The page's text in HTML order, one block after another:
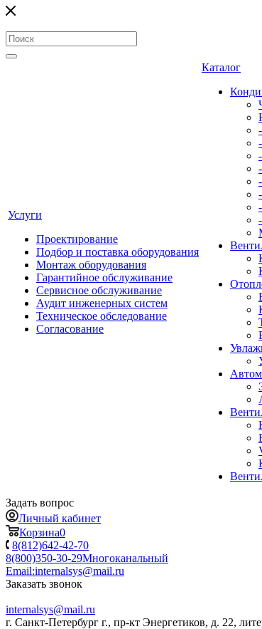
Услуги
Проектирование
Подбор и поставка оборудования
Монтаж оборудования
Гарантийное обслуживание
Сервисное обслуживание
Аудит инженерных систем
Техническое обследование
Согласование
Каталог
Задать вопрос
Личный кабинет
Корзина0
8(812)642-42-70
8(800)350-30-29Многоканальный
Email:internalsys@mail.ru
Заказать звонок
internalsys@mail.ru
г. Санкт-Петербург г., пр-кт Энергетиков, д. 22,